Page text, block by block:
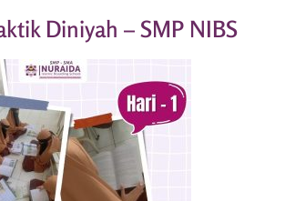
Diniyah – SMP NIBS